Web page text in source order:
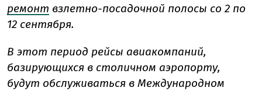
ремонт взлетно-посадочной полосы со 2 по
12 сентября.
В этот период рейсы авиакомпаний,
базирующихся в столичном аэропорту,
будут обслуживаться в Международном